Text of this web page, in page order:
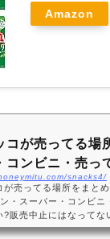
Amazon
コが売ってる場
コンビニ・売っ
snacks4/
が売ってる場所をまと
・スーパー・コンビ
?販売中止にはなって
やコンビニに売ってい